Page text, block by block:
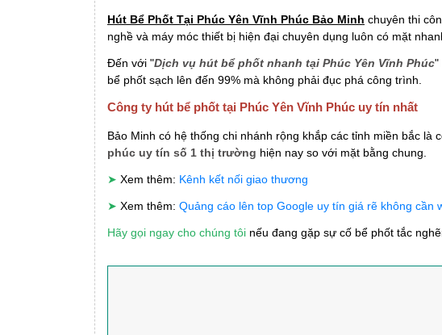
Hút Bể Phốt Tại Phúc Yên Vĩnh Phúc Bảo Minh chuyên thi
nghề và máy móc thiết bị hiện đại chuyên dụng luôn có mặt
Đến với "Dịch vụ hút bể phốt nhanh tại Phúc Yên Vĩnh Phúc"
bể phốt sạch lên đến 99% mà không phải đục phá công trình.
Công ty hút bể phốt tại Phúc Yên Vĩnh Phúc uy tín nhất
Bảo Minh có hệ thống chi nhánh rộng khắp các tỉnh miền bắc
phúc uy tín số 1 thị trường hiện nay so với mặt bằng chung.
➤ Xem thêm: Kênh kết nối giao thương
➤ Xem thêm: Quảng cáo lên top Google uy tín giá rẽ không cần
Hãy gọi ngay cho chúng tôi nếu đang gặp sự cố bể phốt tắc